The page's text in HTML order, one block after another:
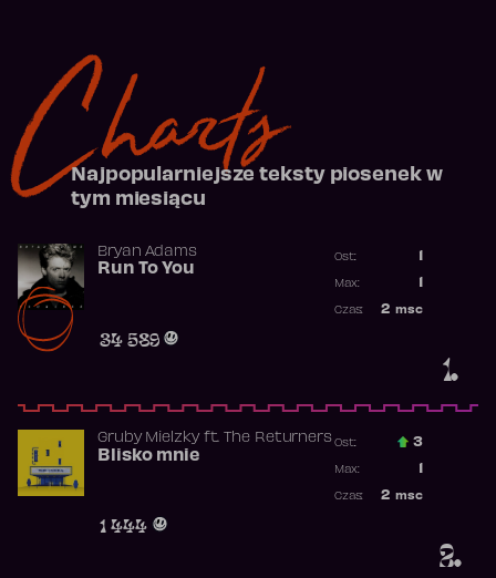
Charts
Najpopularniejsze teksty piosenek w
tym miesiącu
1.
Bryan Adams
Run To You
34 589
Ost.:
Max:
2 msc
Czas:
2.
Gruby Mielzkyft. The Returners
Blisko mnie
1 444
Ost.: 3
Max:
2 msc
Czas: